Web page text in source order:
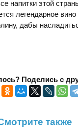
напитки этой
легендарное
дабы
Поделись с
также